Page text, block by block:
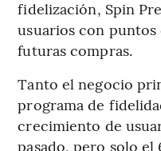
fidelización, Spin
usuarios con
futuras compras.
Tanto el negocio
programa de
crecimiento de
pasado, pero solo el